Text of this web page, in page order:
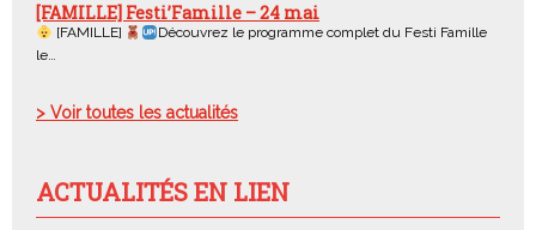
[FAMILLE] Festi’Famille – 24 mai
[FAMILLE]
Découvrez le programme complet du Festi Famille
le…
> Voir toutes les actualités
ACTUALITÉS EN LIEN